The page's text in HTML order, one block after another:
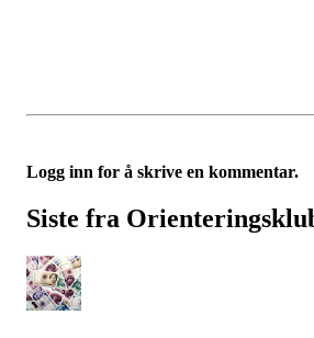
Logg inn for å skrive en kommentar.
Siste fra